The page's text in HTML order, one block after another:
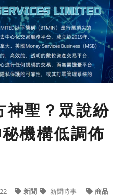
聖？眾說紛
機構低調佈
新聞 新聞時事 商品